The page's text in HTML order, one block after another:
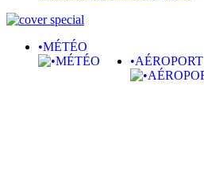
•MÉTÉO
•AÉROPORT